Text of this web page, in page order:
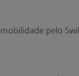
pelo